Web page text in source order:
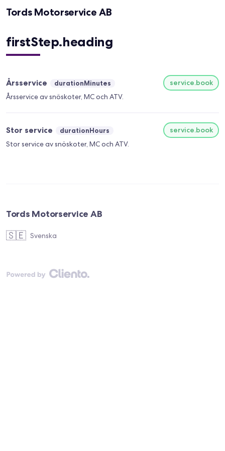
Tords Motorservice AB
firstStep.heading
Årsservice durationMinutes
service.book
Årsservice av snöskoter, MC och ATV.
Stor service durationHours
service.book
Stor service av snöskoter, MC och ATV.
Tords Motorservice AB
🇸🇪 Svenska